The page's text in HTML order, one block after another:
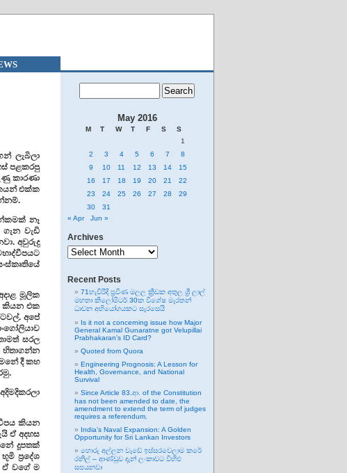
ලැබිලා
පළකරපු
කාරණා
එක්ක
නෑ
වැඩි
අවුරුදු
මූලික
කියන එක
අපේ
සරල
හිතාගන්න
දී කහ
කියන
ඒ අදහස
දූපතක්
ප්‍රදේශ
ඒ වගේ ම
May 2016
M T W T F S
S
1
2
3 4 5 6 7
8
9
10 11 12 13 14
15
16
17 18 19 20 21
22
23
24 25 26 27 28
29
30
31
« Apr
Jun »
Archives
Archives
Recent Posts
71හැවිරිදි ප්‍රවීණ මලල ක්‍රීඩක අතුල ශ්‍රී ලාල්
මහතා කිලෝමීටර් 30ක විශේෂ මැරතන්
ධාවන අභියෝගයකට සැරසෙයි
Is it not a concerning issue how Major
General Kamal Gunaratne got Velupillai
Prabhakaran’s ID Card?
Quoted from Quora
Engineering Prognosis: A Lesson for
Health, Governance, and National
Survival
Since Article 83.ආ. of the Constitution
has not been amended to date, the
amendment to extend the term of judges
requires a referendum.
India’s Naval Expansion: A Golden
Opportunity for Sri Lankan Investors
හොරු අල්ලන වැඩේ ඉස්සරවෙලාම කරේ
රනිල් – ආණ්ඩුව දැන් ලංකාවට විහිළු
සපයනවා